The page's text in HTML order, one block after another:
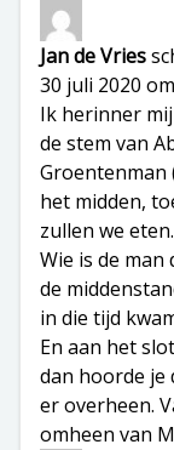
Jan de Vries
30 juli 2020
Ik herinner
de stem van
Groentenman
het midden,
zullen we
Wie is de man
de
in die tijd
En aan het
dan hoorde je
er overheen.
omheen van